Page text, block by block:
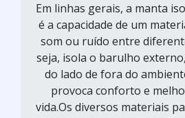
Em linhas gerais, a manta
é a capacidade de um
som ou ruído entre
seja, isola o barulho
do lado de fora do
provoca conforto e
vida.Os diversos materiais